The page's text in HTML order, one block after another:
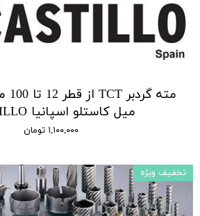
میل کاستلو اسپانیا CASTILLO
۱,۱۰۰,۰۰۰ تومان
تخفیف ویژه